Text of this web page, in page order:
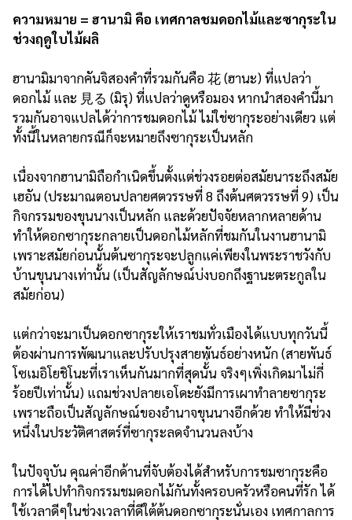
ความหมาย = ฮานามิ คือ เทศกาลชมดอกไม้และซากุระใน
ช่วงฤดูใบไม้ผลิ
ฮานามิมาจากคันจิสองคำที่รวมกันคือ 花 (ฮานะ) ที่แปลว่า
ดอกไม้ และ 見る (มิรุ) ที่แปลว่าดูหรือมอง หากนำสองคำนี้มา
รวมกันอาจแปลได้ว่าการชมดอกไม้ ไม่ใช่ซากุระอย่างเดียว แต่
ทั้งนี้ในหลายกรณีก็จะหมายถึงซากุระเป็นหลัก
เนื่องจากฮานามิถือกำเนิดขึ้นตั้งแต่ช่วงรอยต่อสมัยนาระถึงสมัย
เฮอัน (ประมาณตอนปลายศตวรรษที่ 8 ถึงต้นศตวรรษที่ 9) เป็น
กิจกรรมของขุนนางเป็นหลัก และด้วยปัจจัยหลากหลายด้าน
ทำให้ดอกซากุระกลายเป็นดอกไม้หลักที่ชมกันในงานฮานามิ
เพราะสมัยก่อนนั้นต้นซากุระจะปลูกแค่เพียงในพระราชวังกับ
บ้านขุนนางเท่านั้น (เป็นสัญลักษณ์บ่งบอกถึงฐานะตระกูลใน
สมัยก่อน)
แต่กว่าจะมาเป็นดอกซากุระให้เราชมทั่วเมืองได้แบบทุกวันนี้
ต้องผ่านการพัฒนาและปรับปรุงสายพันธ์อย่างหนัก (สายพันธ์
โซเมอิโยชิโนะที่เราเห็นกันมากที่สุดนั้่น จริงๆเพิ่งเกิดมาไม่กี่
ร้อยปีเท่านั้น) แถมช่วงปลายเอโดะยังมีการเผาทำลายซากุระ
เพราะถือเป็นสัญลักษณ์ของอำนาจขุนนางอีกด้วย ทำให้มีช่วง
หนึ่งในประวัติศาสตร์ที่ซากุระลดจำนวนลงบ้าง
ในปัจจุบัน คุณค่าอีกด้านที่จับต้องได้สำหรับการชมซากุระคือ
การได้ไปทำกิจกรรมชมดอกไม้กันทั้งครอบครัวหรือคนที่รัก ได้
ใช้เวลาดีๆในช่วงเวลาที่ดีใต้ต้นดอกซากุระนั่นเอง เทศกาลการ